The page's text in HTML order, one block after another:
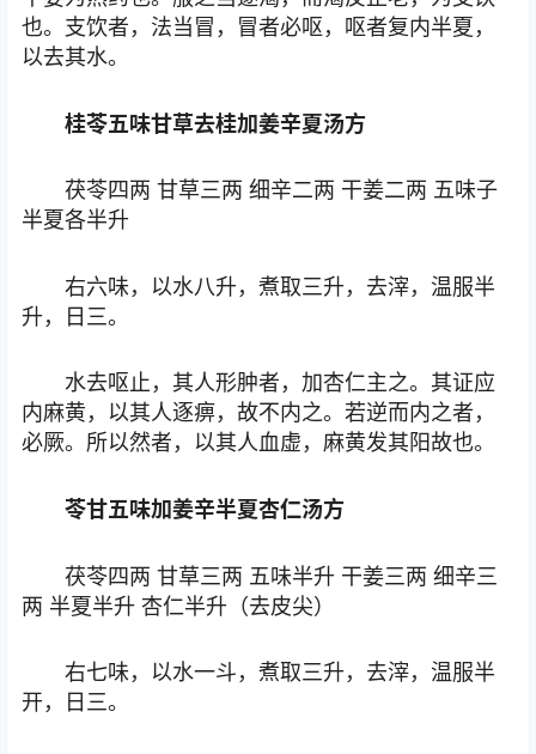
也。支饮者，法当冒，冒者必呕，呕者复内半夏，
以去其水。
桂苓五味甘草去桂加姜辛夏汤方
茯苓四两 甘草三两 细辛二两 干姜二两 五味子
半夏各半升
右六味，以水八升，煮取三升，去滓，温服半
升，日三。
水去呕止，其人形肿者，加杏仁主之。其证应
内麻黄，以其人逐痹，故不内之。若逆而内之者，
必厥。所以然者，以其人血虚，麻黄发其阳故也。
苓甘五味加姜辛半夏杏仁汤方
茯苓四两 甘草三两 五味半升 干姜三两 细辛三
两 半夏半升 杏仁半升（去皮尖）
右七味，以水一斗，煮取三升，去滓，温服半
开，日三。